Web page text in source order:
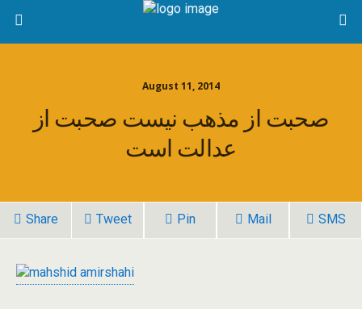
August 11, 2014
صحبت از مذهب نیست صحبت از
عدالت است
Share Tweet Pin Mail SMS